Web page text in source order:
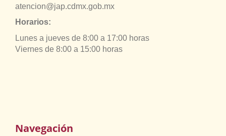
atencion@jap.cdmx.gob.mx
Horarios:
Lunes a jueves de 8:00 a 17:00 horas
Viernes de 8:00 a 15:00 horas
Navegación